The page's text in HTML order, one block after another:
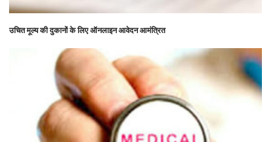
उचित मूल्य की दुकानों के लिए ऑनलाइन आवेदन आमंत्रित